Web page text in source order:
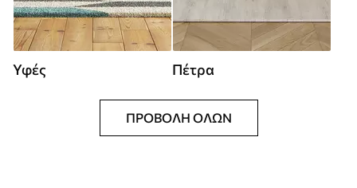
Υφές Πέτρα
ΠΡΟΒΟΛΉ ΌΛΩΝ